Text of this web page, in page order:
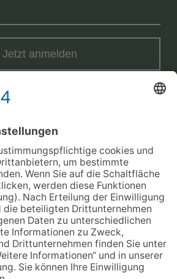
Jetzt anmelden
Newsletter erkläre ich mich mit der
Terraristik District einverstanden.
Versand